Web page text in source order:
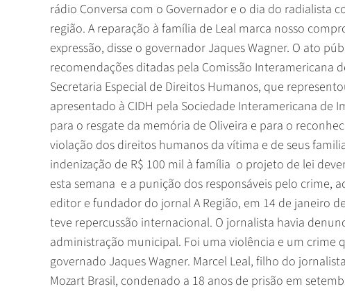
rádio Conversa com o Governador e o dia do radialista
região. A reparação à família de Leal marca nosso
expressão, disse o governador Jaques Wagner. O ato
recomendações ditadas pela Comissão Interamericana
Secretaria Especial de Direitos Humanos, que
apresentado à CIDH pela Sociedade Interamericana de
para o resgate da memória de Oliveira e para o
violação dos direitos humanos da vítima e de seus
indenização de R$ 100 mil à família  o projeto de lei
esta semana  e a punição dos responsáveis pelo crime,
editor e fundador do jornal A Região, em 14 de janeiro
teve repercussão internacional. O jornalista havia
administração municipal. Foi uma violência e um
governado Jaques Wagner. Marcel Leal, filho do
Mozart Brasil, condenado a 18 anos de prisão em